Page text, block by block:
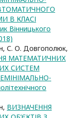
В КЛАСІ
Вінницького
С. О. Довгополюк,
МАТЕМАТИЧНИХ
СИСТЕМ
ВИЗНАЧЕННЯ